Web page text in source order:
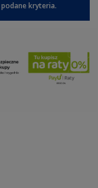
kryteria.